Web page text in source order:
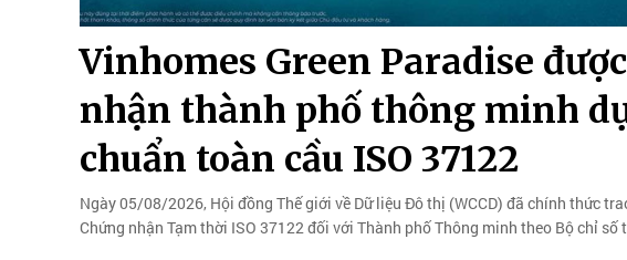
Vinhomes Green Paradise
nhận thành phố thông minh
chuẩn toàn cầu ISO 37122
Ngày 05/08/2026, Hội đồng Thế giới về Dữ liệu Đô thị (WCCD) đã chính thức
Chứng nhận Tạm thời ISO 37122 đối với Thành phố Thông minh theo Bộ chỉ số